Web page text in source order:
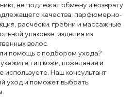
не подлежат обмену и возврату
качества: парфюмерно-
расчески, гребни и массажные
упаковке, изделия из
волос.
помощь с подбором ухода?
тип кожи, пожелания и
используете. Наш консультант
уход и поможет выбрать